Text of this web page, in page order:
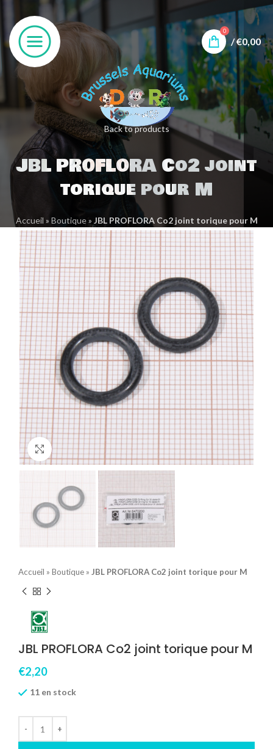
0
/€0,00
Back to products
JBL PROFLORA Co2 joint
torique pour M
Accueil » Boutique» JBL PROFLORA Co2 joint torique pour M
Click to enlarge
Accueil » Boutique » JBL PROFLORA Co2 joint torique pour M
JBL PROFLORA Co2 joint torique pour M
€2,20
11 en stock